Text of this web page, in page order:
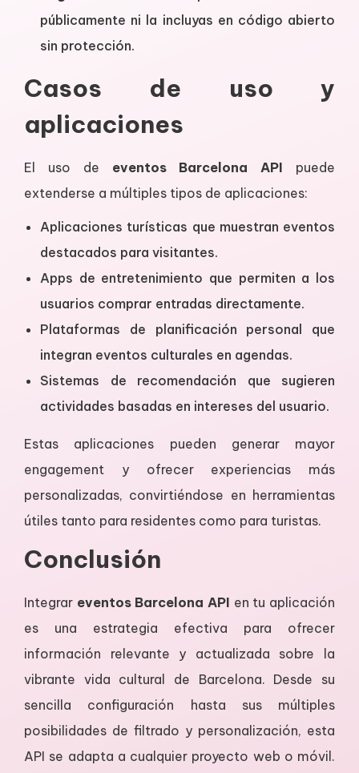
públicamente ni la incluyas en código abierto
sin protección.
Casos de uso y
aplicaciones
El uso de eventos Barcelona API puede
extenderse a múltiples tipos de aplicaciones:
Aplicaciones turísticas que muestran eventos
destacados para visitantes.
Apps de entretenimiento que permiten a los
usuarios comprar entradas directamente.
Plataformas de planificación personal que
integran eventos culturales en agendas.
Sistemas de recomendación que sugieren
actividades basadas en intereses del usuario.
Estas aplicaciones pueden generar mayor
engagement y ofrecer experiencias más
personalizadas, convirtiéndose en herramientas
útiles tanto para residentes como para turistas.
Conclusión
Integrar eventos Barcelona API en tu aplicación
es una estrategia efectiva para ofrecer
información relevante y actualizada sobre la
vibrante vida cultural de Barcelona. Desde su
sencilla configuración hasta sus múltiples
posibilidades de filtrado y personalización, esta
API se adapta a cualquier proyecto web o móvil.